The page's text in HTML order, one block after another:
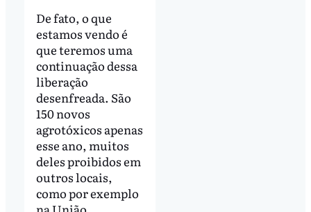
De fato, o que
estamos vendo é
que teremos uma
continuação dessa
liberação
desenfreada. São
150 novos
agrotóxicos apenas
esse ano, muitos
deles proibidos em
outros locais,
como por exemplo